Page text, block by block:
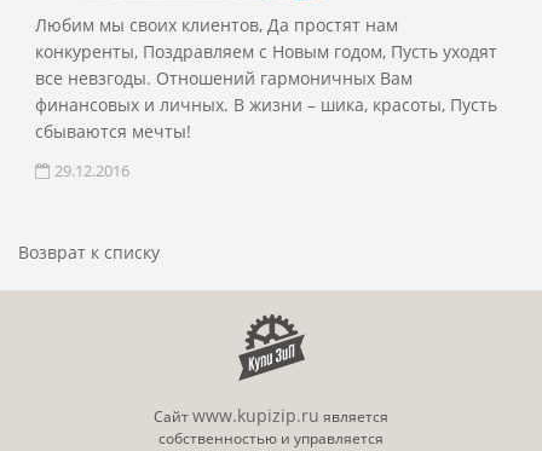
Любим мы своих клиентов, Да простят нам
конкуренты, Поздравляем с Новым годом, Пусть уходят
все невзгоды. Отношений гармоничных Вам
финансовых и личных. В жизни – шика, красоты, Пусть
сбываются мечты!
29.12.2016
Возврат к списку
Сайтwww.kupizip.ru является
собственностью и управляется